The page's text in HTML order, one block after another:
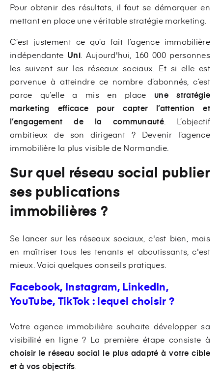
Pour obtenir des résultats, il faut se démarquer en
mettant en place une véritable stratégie marketing.
C’est justement ce qu’a fait l’agence immobilière
indépendante Uni. Aujourd'hui, 160 000 personnes
les suivent sur les réseaux sociaux. Et si elle est
parvenue à atteindre ce nombre d’abonnés, c’est
parce qu’elle a mis en place une stratégie
marketing efficace pour capter l’attention et
l’engagement de la communauté. L’objectif
ambitieux de son dirigeant ? Devenir l’agence
immobilière la plus visible de Normandie.
Sur quel réseau social publier
ses publications
immobilières ?
Se lancer sur les réseaux sociaux, c'est bien, mais
en maîtriser tous les tenants et aboutissants, c'est
mieux. Voici quelques conseils pratiques.
Facebook, Instagram, LinkedIn,
YouTube, TikTok : lequel choisir ?
Votre agence immobilière souhaite développer sa
visibilité en ligne ? La première étape consiste à
choisir le réseau social le plus adapté à votre cible
et à vos objectifs